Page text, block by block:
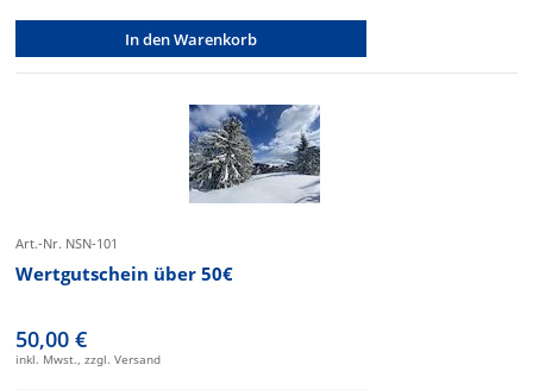
In den Warenkorb
Art.-Nr. NSN-101
Wertgutschein über 50€
50,00 €
inkl. Mwst., zzgl. Versand